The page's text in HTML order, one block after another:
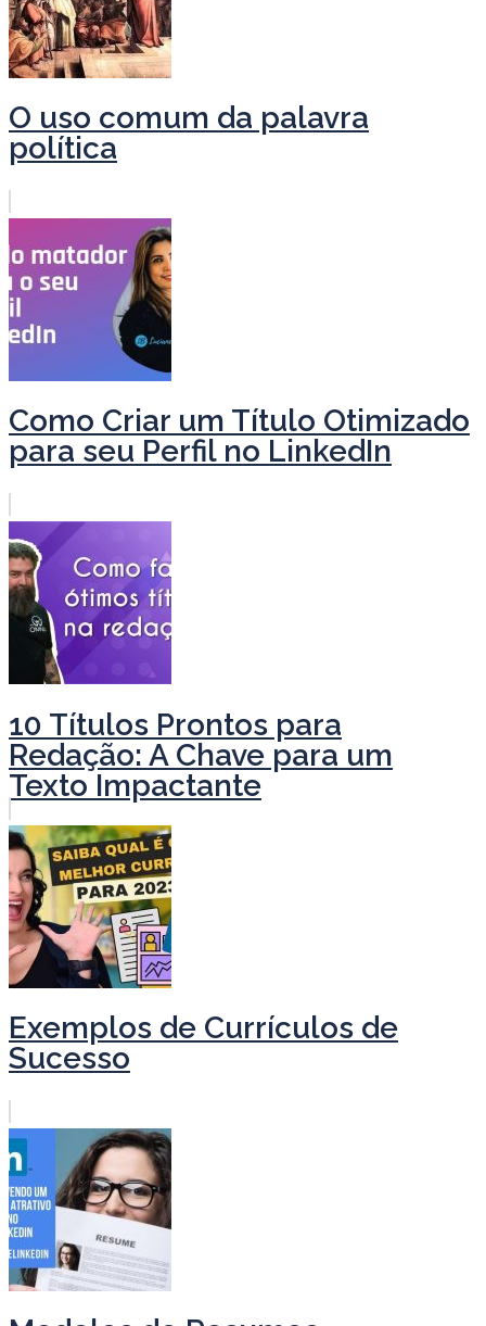
O uso comum da palavra
política
Como Criar um Título Otimizado
para seu Perfil no LinkedIn
10 Títulos Prontos para
Redação: A Chave para um
Texto Impactante
Exemplos de Currículos de
Sucesso